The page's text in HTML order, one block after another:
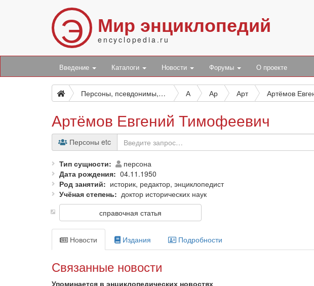
Э Мир энциклопедий
encyclopedia.ru
Введение Каталоги Новости Форумы О проекте
Персоны, псевдонимы, персонажи и боты А Ар Арт
Артёмов Евгений Тимофеевич
Персоны etc
Тип сущности
персона
Дата рождения
04.11.1950
Род занятий
историк, редактор, энциклопедист
Учёная степень
доктор исторических наук
справочная статья
Новости Издания Подробности
Связанные новости
Упоминается в энциклопедических новостях